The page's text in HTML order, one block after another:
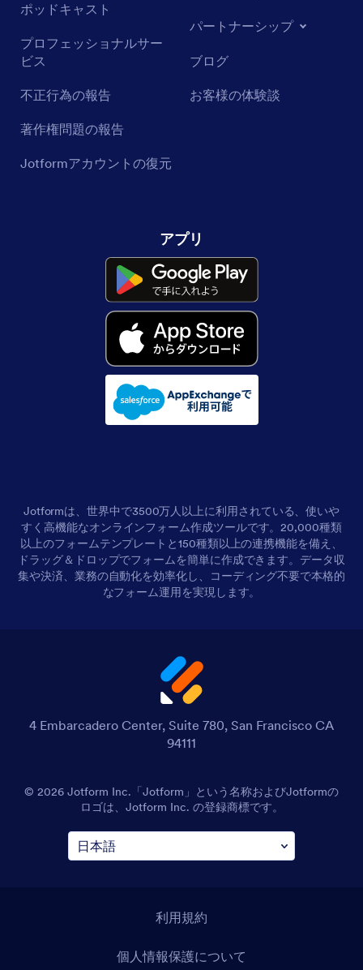
ポッドキャスト
プロフェッショナルサー
ビス
不正行為の報告
著作権問題の報告
Jotformアカウントの復元
パートナーシップ
ブログ
お客様の体験談
アプリ
Jotformは、世界中で3500万人以上に利用されている、使いや
すく高機能なオンラインフォーム作成ツールです。20,000種類
以上のフォームテンプレートと150種類以上の連携機能を備え、
ドラッグ＆ドロップでフォームを簡単に作成できます。データ収
集や決済、業務の自動化を効率化し、コーディング不要で本格的
なフォーム運用を実現します。
4 Embarcadero Center, Suite 780, San Francisco CA
94111
© 2026 Jotform Inc.「Jotform」という名称およびJotformの
ロゴは、Jotform Inc. の登録商標です。
利用規約
個人情報保護について